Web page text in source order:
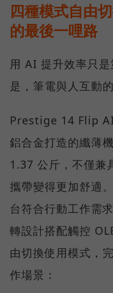
四種模式自由
的最後一哩路
用 AI 提升效率只
是，筆電與人互動
Prestige 14 Flip
鋁合金打造的纖薄
1.37 公斤，不僅兼
攜帶變得更加舒適
台符合行動工作需
轉設計搭配觸控
由切換使用模式，
作場景：